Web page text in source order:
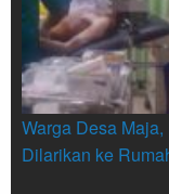
Warga Desa
Dilarikan ke